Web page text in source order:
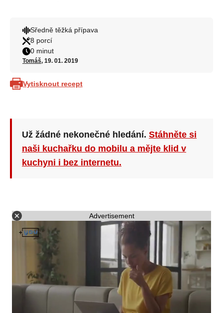
Sředně těžká přípava
8 porcí
0 minut
Tomáš, 19. 01. 2019
Vytisknout recept
Už žádné nekonečné hledání. Stáhněte si
naši kuchařku do mobilu a mějte klid v
kuchyni i bez internetu.
Advertisement